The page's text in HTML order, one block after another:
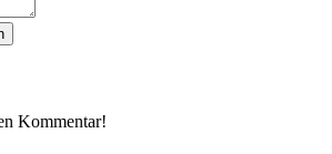
Kommentar!